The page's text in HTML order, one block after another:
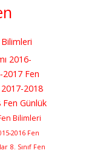
2016-
2017 Fen
2017-2018
Günlük
Bilimleri
2016 Fen
8. Sınıf Fen